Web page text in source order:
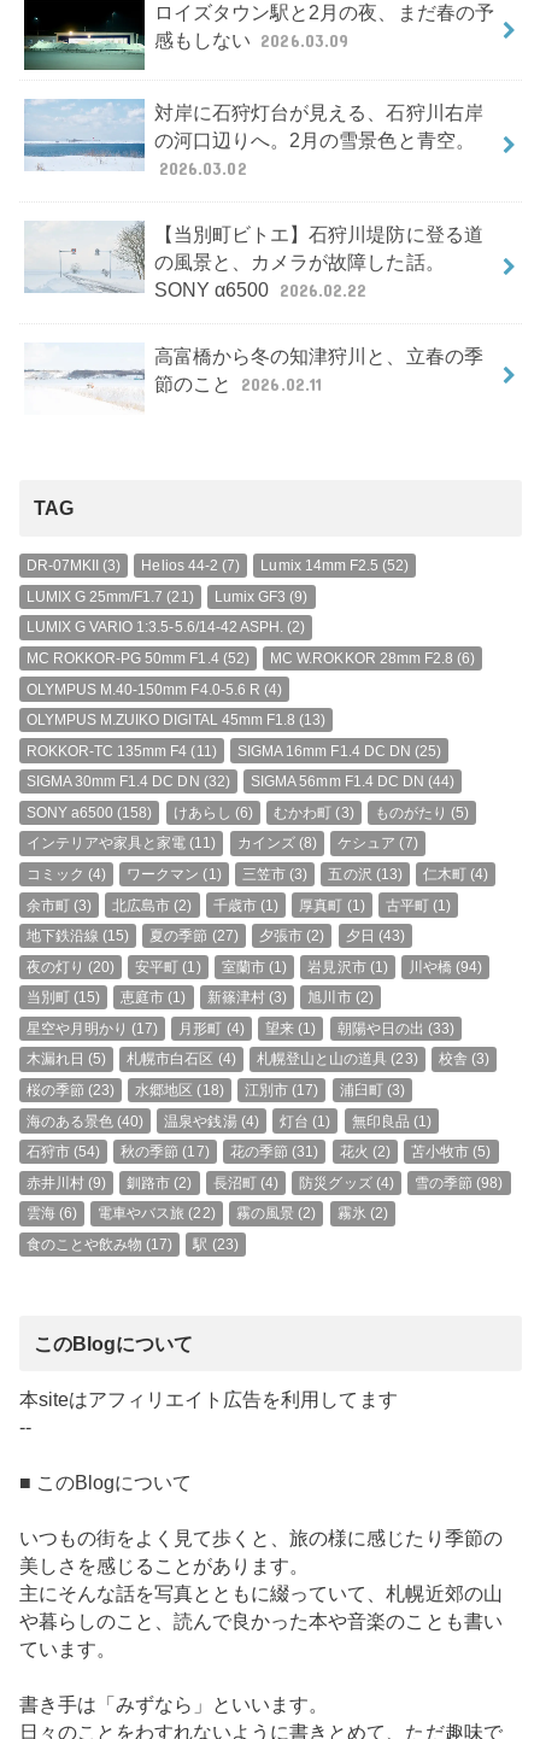
ロイズタウン駅と2月の夜、まだ春の予
感もしない 2026.03.09
対岸に石狩灯台が見える、石狩川右岸
の河口辺りへ。2月の雪景色と青空。
2026.03.02
【当別町ビトエ】石狩川堤防に登る道
の風景と、カメラが故障した話。
SONY α6500 2026.02.22
高富橋から冬の知津狩川と、立春の季
節のこと
2026.02.11
TAG
DR-07MKII (3) Helios 44-2 (7) Lumix 14mm F2.5 (52)
LUMIX G 25mm/F1.7 (21) Lumix GF3 (9)
LUMIX G VARIO 1:3.5-5.6/14-42 ASPH. (2)
MC ROKKOR-PG 50mm F1.4(52) MC W.ROKKOR 28mm F2.8 (6)
OLYMPUS M.40-150mm F4.0-5.6 R (4)
OLYMPUS M.ZUIKO DIGITAL 45mm F1.8 (13)
ROKKOR-TC 135mm F4 (11) SIGMA 16mm F1.4 DC DN (25)
SIGMA 30mm F1.4 DC DN (32) SIGMA 56mm F1.4 DC DN (44)
SONY a6500 (158) けあらし (6) むかわ町 (3) ものがたり (5)
インテリアや家具と家電 (11) カインズ(8) ケシュア (7)
コミック (4) ワークマン (1) 三笠市 (3) 五の沢 (13) 仁木町 (4)
余市町(3) 北広島市 (2) 千歳市(1) 厚真町 (1) 古平町 (1)
地下鉄沿線 (15) 夏の季節 (27) 夕張市 (2) 夕日 (43)
夜の灯り (20) 安平町 (1) 室蘭市(1) 岩見沢市(1) 川や橋 (94)
当別町(15) 恵庭市 (1) 新篠津村(3) 旭川市(2)
星空や月明かり (17) 月形町 (4) 望来 (1) 朝陽や日の出 (33)
木漏れ日 (5) 札幌市白石区 (4) 札幌登山と山の道具 (23) 校舎 (3)
桜の季節 (23) 水郷地区 (18) 江別市 (17) 浦臼町(3)
海のある景色 (40) 温泉や銭湯(4) 灯台 (1) 無印良品 (1)
石狩市(54) 秋の季節 (17) 花の季節 (31) 花火 (2) 苫小牧市 (5)
赤井川村(9) 釧路市 (2) 長沼町(4) 防災グッズ(4) 雪の季節 (98)
雲海(6) 電車やバス旅 (22) 霧の風景 (2) 霧氷 (2)
食のことや飲み物 (17) 駅 (23)
このBlogについて
本siteはアフィリエイト広告を利用してます
--
■ このBlogについて
いつもの街をよく見て歩くと、旅の様に感じたり季節の
美しさを感じることがあります。
主にそんな話を写真とともに綴っていて、札幌近郊の山
や暮らしのこと、読んで良かった本や音楽のことも書い
ています。
書き手は「みずなら」といいます。
日々のことをわすれないように書きとめて、ただ趣味で